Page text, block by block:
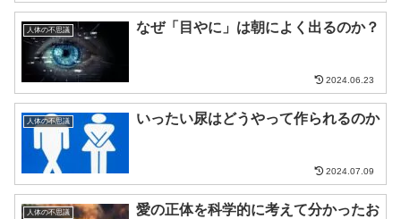
人体の不思議 なぜ「目やに」は朝によく出るのか？
2024.06.23
人体の不思議 いったい尿はどうやって作られるのか
2024.07.09
人体の不思議
愛の正体を科学的に考えて分かったお